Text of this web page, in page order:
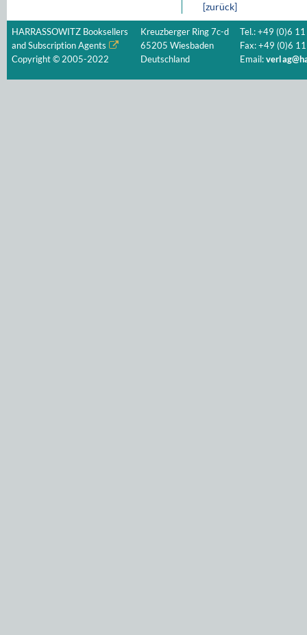
[zurück]
HARRASSOWITZ Booksellers
and Subscription Agents
Copyright © 2005-2022
Kreuzberger Ring 7c-d
65205 Wiesbaden
Deutschland
Tel.: +49 (0)6
Fax: +49 (0)6
Email: